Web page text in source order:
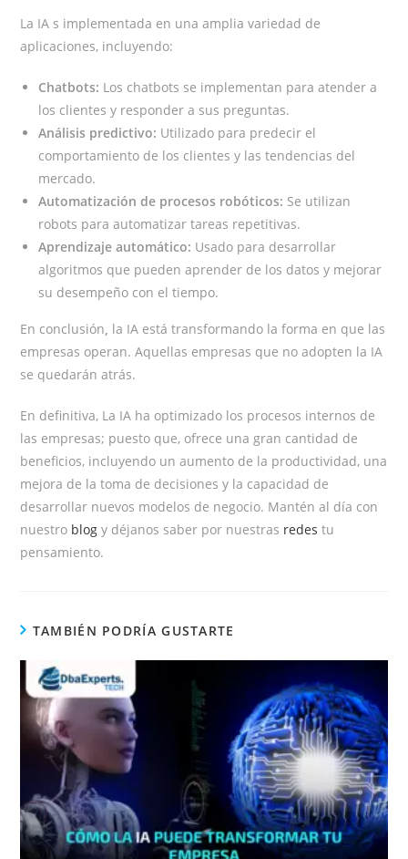
La IA s implementada en una amplia variedad de
aplicaciones, incluyendo:
Chatbots: Los chatbots se implementan para atender a
los clientes y responder a sus preguntas.
Análisis predictivo: Utilizado para predecir el
comportamiento de los clientes y las tendencias del
mercado.
Automatización de procesos robóticos: Se utilizan
robots para automatizar tareas repetitivas.
Aprendizaje automático: Usado para desarrollar
algoritmos que pueden aprender de los datos y mejorar
su desempeño con el tiempo.
En conclusión la IA está transformando la forma en que las
empresas operan. Aquellas empresas que no adopten la IA
se quedarán atrás.
En definitiva, La IA ha optimizado los procesos internos de
las empresas; puesto que, ofrece una gran cantidad de
beneficios, incluyendo un aumento de la productividad, una
mejora de la toma de decisiones y la capacidad de
desarrollar nuevos modelos de negocio. Mantén al día con
nuestro blogy déjanos saber por nuestras redestu
pensamiento.
TAMBIÉN PODRÍA GUSTARTE